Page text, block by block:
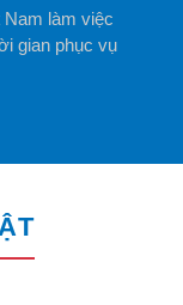
làm việc
gian phục vụ